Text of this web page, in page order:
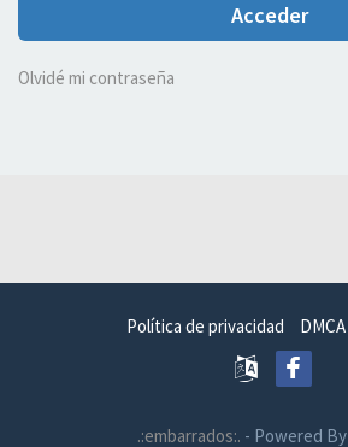
Acceder
Olvidé mi contraseña
Política de privacidad DMCA
.:embarrados:. - Powered By